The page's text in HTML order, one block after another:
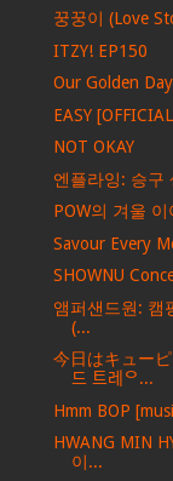
꿍꿍이 (Love
ITZY! EP150
Our Golden
EASY
NOT OKAY
엔플라잉: 승구
POW의 겨울
Savour Every
SHOWNU
앰퍼샌드원: 캠
(...
今日はキューピ
드 트레ᄋ...
Hmm BOP
HWANG MIN
이...